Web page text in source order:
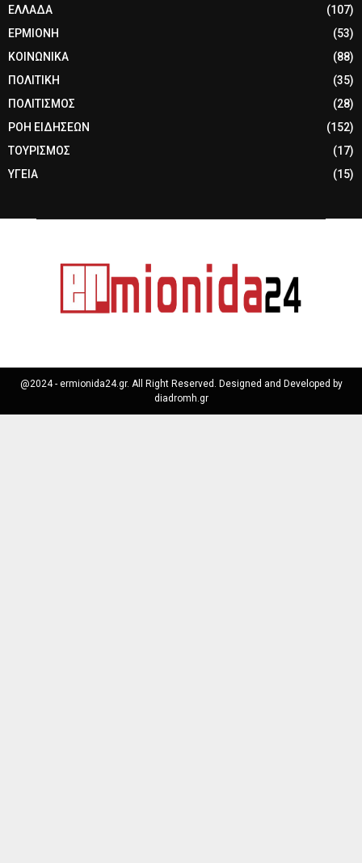
ΕΛΛΑΔΑ
(107)
ΕΡΜΙΟΝΗ
(53)
ΚΟΙΝΩΝΙΚΑ
(88)
ΠΟΛΙΤΙΚΗ
(35)
ΠΟΛΙΤΙΣΜΟΣ
(28)
ΡΟΗ ΕΙΔΗΣΕΩΝ
(152)
ΤΟΥΡΙΣΜΟΣ
(17)
ΥΓΕΙΑ
(15)
@2024 - ermionida24.gr. All Right Reserved. Designed and Developed by
diadromh.gr